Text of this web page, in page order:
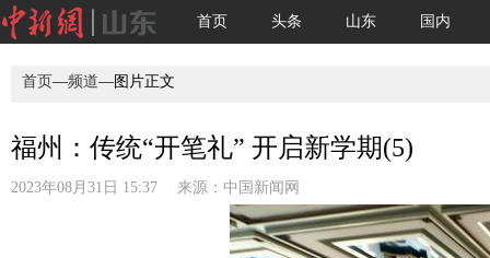
首页 头条 山东 国内
首页—频道—图片正文
福州：传统“开笔礼” 开启新学期(5)
2023年08月31日 15:37 来源： 中国新闻网